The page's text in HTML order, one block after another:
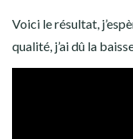
Voici le résultat,
qualité, j’ai dû la